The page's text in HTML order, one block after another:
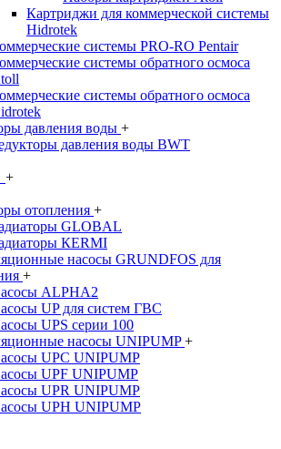
Картриджи для коммерческой системы
Hidrotek
системы PRO-RO Pentair
системы обратного осмоса
системы обратного осмоса
давления воды +
давления воды BWT
+
отопления +
GLOBAL
КЕRMI
насосы GRUNDFOS для
+
ALPHA2
UP для систем ГВС
UPS серии 100
насосы UNIPUMP+
UPC UNIPUMP
UPF UNIPUMP
UPR UNIPUMP
UPН UNIPUMP